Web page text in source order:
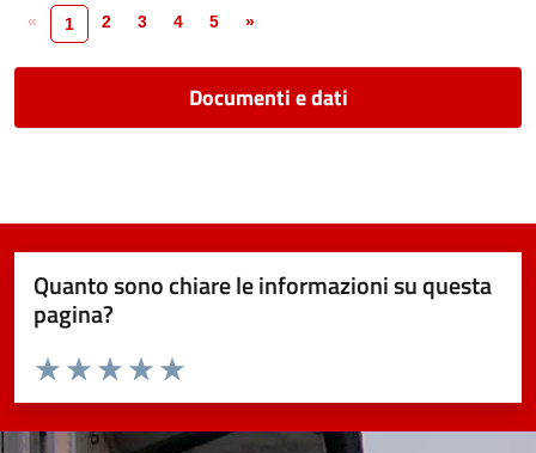
« 1 2 3 4 5 »
Documenti e dati
Quanto sono chiare le informazioni su questa
pagina?
Valuta da 1 a 5 stelle la pagina
Valuta 5 stelle su 5
Valuta 4 stelle su 5
Valuta 3 stelle su 5
Valuta 2 stelle su 5
Valuta 1 stelle su 5